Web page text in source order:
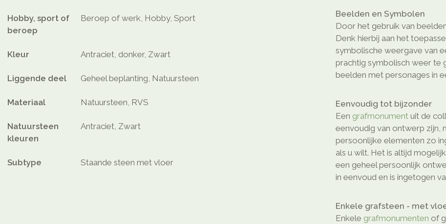
Hobby, sport of
beroep
Beroep of werk, Hobby, Sport
Kleur Antraciet, donker, Zwart
Liggende deel Geheel beplanting, Natuursteen
Materiaal Natuursteen, RVS
Natuursteen
kleuren
Antraciet, Zwart
Subtype Staande steen met vloer
Beelden en Symbolen
Door het gebruik van
Denk hierbij aan het
symbolische weergave van
prachtig symbolisch weer te
beelden met personages in
Eenvoudig tot bijzonder
Een grafmonument uit de
eenvoudig van ontwerp zijn,
persoonlijke elementen zo
als u wilt. Het is altijd
een geheel persoonlijk
in eenvoud en is ingetogen
Enkele grafsteen - met
Enkele grafmonumenten of